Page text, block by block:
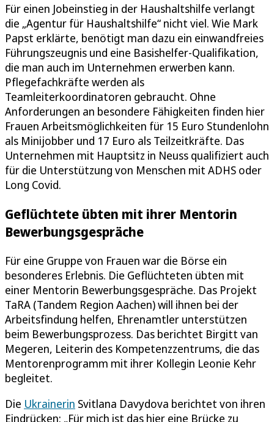
Für einen Jobeinstieg in der Haushaltshilfe verlangt
die „Agentur für Haushaltshilfe“ nicht viel. Wie Mark
Papst erklärte, benötigt man dazu ein einwandfreies
Führungszeugnis und eine Basishelfer-Qualifikation,
die man auch im Unternehmen erwerben kann.
Pflegefachkräfte werden als
Teamleiterkoordinatoren gebraucht. Ohne
Anforderungen an besondere Fähigkeiten finden hier
Frauen Arbeitsmöglichkeiten für 15 Euro Stundenlohn
als Minijobber und 17 Euro als Teilzeitkräfte. Das
Unternehmen mit Hauptsitz in Neuss qualifiziert auch
für die Unterstützung von Menschen mit ADHS oder
Long Covid.
Geflüchtete übten mit ihrer Mentorin
Bewerbungsgespräche
Für eine Gruppe von Frauen war die Börse ein
besonderes Erlebnis. Die Geflüchteten übten mit
einer Mentorin Bewerbungsgespräche. Das Projekt
TaRA (Tandem Region Aachen) will ihnen bei der
Arbeitsfindung helfen, Ehrenamtler unterstützen
beim Bewerbungsprozess. Das berichtet Birgitt van
Megeren, Leiterin des Kompetenzzentrums, die das
Mentorenprogramm mit ihrer Kollegin Leonie Kehr
begleitet.
Die Ukrainerin Svitlana Davydova berichtet von ihren
Eindrücken: „Für mich ist das hier eine Brücke zu